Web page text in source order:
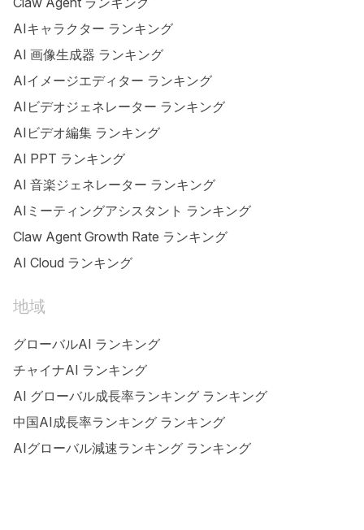
AIキャラクター ランキング
AI 画像生成器 ランキング
AIイメージエディター ランキング
AIビデオジェネレーター ランキング
AIビデオ編集 ランキング
AI PPT ランキング
AI 音楽ジェネレーター ランキング
AIミーティングアシスタント ランキング
Claw Agent Growth Rate ランキング
AI Cloud ランキング
地域
グローバルAI ランキング
チャイナAI ランキング
AI グローバル成長率ランキング ランキング
中国AI成長率ランキング ランキング
AIグローバル減速ランキング ランキング